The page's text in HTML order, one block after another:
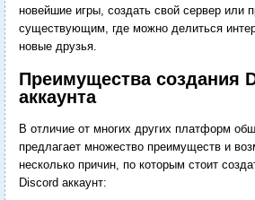
новейшие игры, создать свой сервер или
существующим, где можно делиться
новые друзья.
Преимущества создания
аккаунта
В отличие от многих других платформ
предлагает множество преимуществ и
несколько причин, по которым стоит
Discord аккаунт: